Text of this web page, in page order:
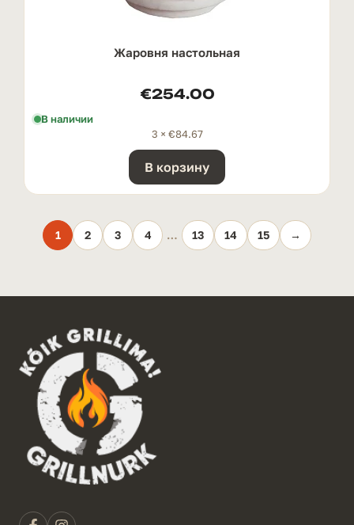
Жаровня настольная
€254.00
В наличии
3 × €84.67
В корзину
1 2 3 4 … 13 14 15 →